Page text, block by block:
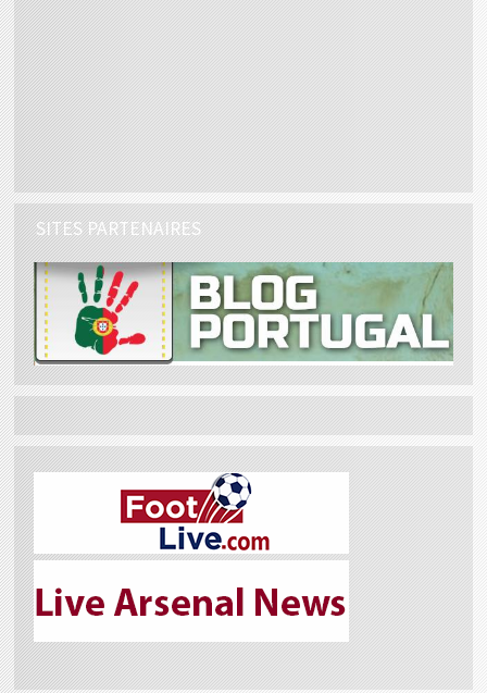
SITES PARTENAIRES